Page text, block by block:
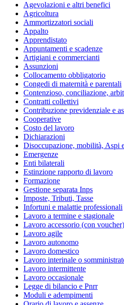
Agevolazioni e altri benefici
Agricoltura
Ammortizzatori sociali
Appalto
Apprendistato
Appuntamenti e scadenze
Artigiani e commercianti
Assunzioni
Collocamento obbligatorio
Congedi di maternità e parentali
Contenzioso, conciliazione,
Contratti collettivi
Contribuzione previdenziale e
Cooperative
Costo del lavoro
Dichiarazioni
Disoccupazione, mobilità, Aspi
Emergenze
Enti bilaterali
Estinzione rapporto di lavoro
Formazione
Gestione separata Inps
Imposte, Tributi, Tasse
Infortuni e malattie professionali
Lavoro a termine e stagionale
Lavoro accessorio (con voucher)
Lavoro agile
Lavoro autonomo
Lavoro domestico
Lavoro interinale o
Lavoro intermittente
Lavoro occasionale
Legge di bilancio e Pnrr
Moduli e adempimenti